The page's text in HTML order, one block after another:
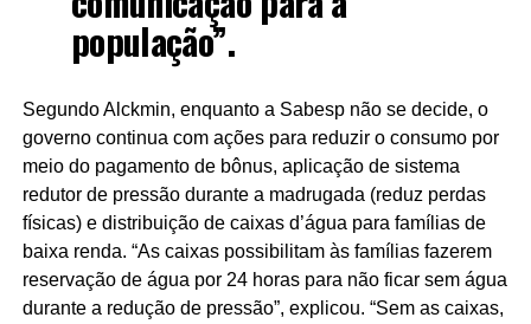
população”.
Segundo Alckmin, enquanto a Sabesp não se decide, o
governo continua com ações para reduzir o consumo por
meio do pagamento de bônus, aplicação de sistema
redutor de pressão durante a madrugada (reduz perdas
físicas) e distribuição de caixas d’água para famílias de
baixa renda. “As caixas possibilitam às famílias fazerem
reservação de água por 24 horas para não ficar sem água
durante a redução de pressão”, explicou. “Sem as caixas,